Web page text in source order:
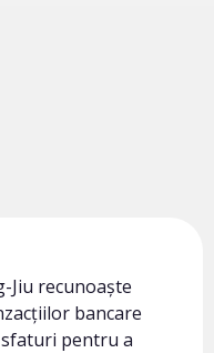
Jiu recunoaște
bancare
pentru a